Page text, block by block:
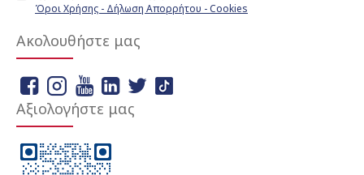
Όροι Χρήσης - Δήλωση Απορρήτου - Cookies
Ακολουθήστε μας
Αξιολογήστε μας